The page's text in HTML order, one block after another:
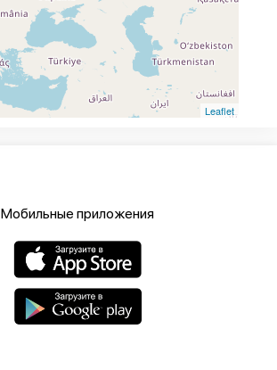
Leaflet
Мобильные приложения